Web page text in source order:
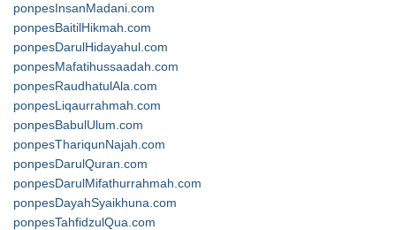
ponpesInsanMadani.com
ponpesBaitilHikmah.com
ponpesDarulHidayahul.com
ponpesMafatihussaadah.com
ponpesRaudhatulAla.com
ponpesLiqaurrahmah.com
ponpesBabulUlum.com
ponpesThariqunNajah.com
ponpesDarulQuran.com
ponpesDarulMifathurrahmah.com
ponpesDayahSyaikhuna.com
ponpesTahfidzulQua.com